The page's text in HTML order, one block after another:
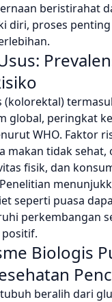
beristirahat
diri, proses
(kolorektal)
global, peringkat
WHO. Faktor
makan tidak sehat,
fisik, dan
seperti puasa
perkembangan
positif.
Biologis
beralih dari